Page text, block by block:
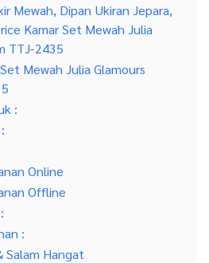
Mewah, Dipan Ukiran Jepara,
Kamar Set Mewah Julia
TTJ-2435
Mewah Julia Glamours
:
Online
Offline
:
Salam Hangat